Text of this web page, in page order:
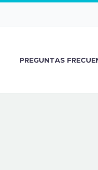
PREGUNTAS